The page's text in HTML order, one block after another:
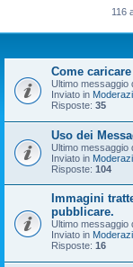
116
Come
Ultimo messaggio
Inviato in
Risposte: 35
Uso dei
Ultimo messaggio
Inviato in
Risposte: 104
Immagini
pubblicare.
Ultimo messaggio
Inviato in
Risposte: 16